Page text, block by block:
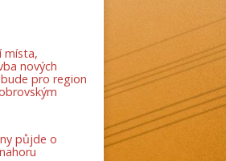
místa,
nových
pro region
půjde o